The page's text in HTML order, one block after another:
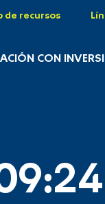
de recursos
CON